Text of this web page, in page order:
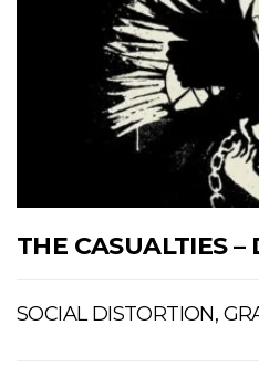
THE CASUALTIES
SOCIAL DISTORTION,